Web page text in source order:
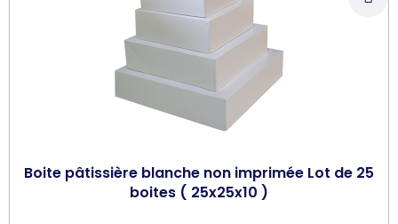
Boite pâtissière blanche non imprimée Lot de 25
boites ( 25x25x10 )